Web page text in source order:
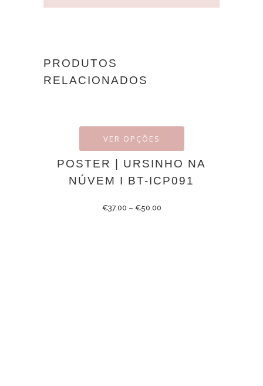
PRODUTOS
RELACIONADOS
VER OPÇÕES
POSTER | URSINHO NA
NÚVEM I BT-ICP091
€37.00 – €50.00